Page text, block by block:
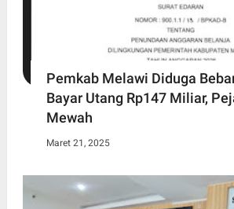
Pemkab Melawi Diduga
Bayar Utang Rp147 Miliar,
Mewah
Maret 21, 2025